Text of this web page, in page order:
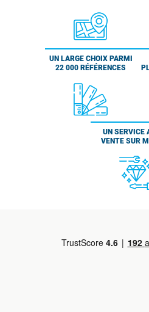
UN LARGE CHOIX PARMI
22 000 RÉFÉRENCES
UN SERVICE
VENTE SUR